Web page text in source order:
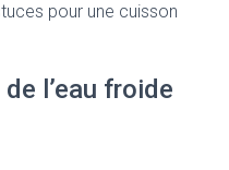
pour une cuisson
l’eau froide